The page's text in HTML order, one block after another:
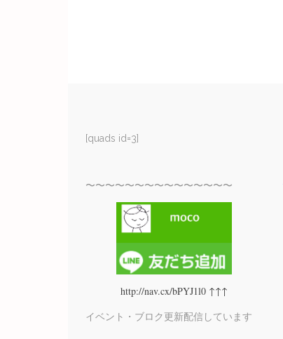
[quads id=3]
〜〜〜〜〜〜〜〜〜〜〜〜〜〜〜
http://nav.cx/bPYJ1l0 ↑↑↑
イベント・ブロク更新配信しています